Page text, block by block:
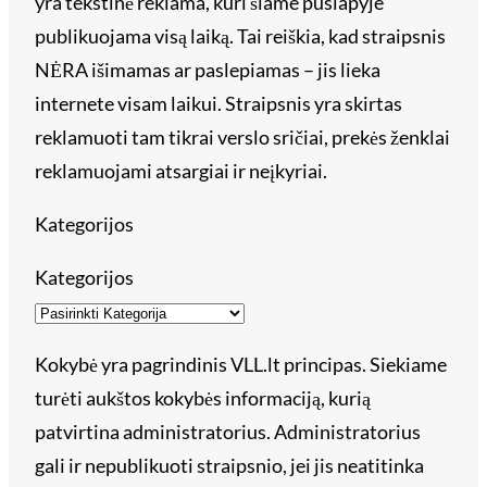
publikuojama visą laiką. Tai reiškia, kad straipsnis
NĖRA išimamas ar paslepiamas – jis lieka
internete visam laikui. Straipsnis yra skirtas
reklamuoti tam tikrai verslo sričiai, prekės ženklai
reklamuojami atsargiai ir neįkyriai.
Kategorijos
Kategorijos
Kokybė yra pagrindinis VLL.lt principas. Siekiame
turėti aukštos kokybės informaciją, kurią
patvirtina administratorius. Administratorius
gali ir nepublikuoti straipsnio, jei jis neatitinka